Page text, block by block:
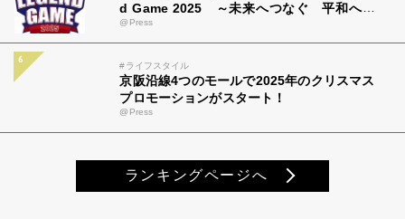
d Game 2025 ～未来へつなぐ 平和への
思い カープとともに～ 広島テレビ＆中国
新聞社 特別事業 チケット＆ユニフォーム
情報解禁！8月19日(火)から販売開始！
@Press
#ライフスタイル
京阪沿線4つのモールで2025年のクリスマス
プロモーションがスタート！
@Press
ランキングページへ